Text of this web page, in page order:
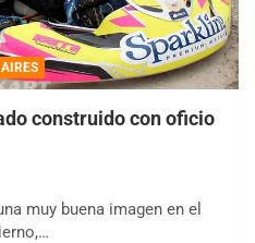
construido con oficio
muy buena imagen en el